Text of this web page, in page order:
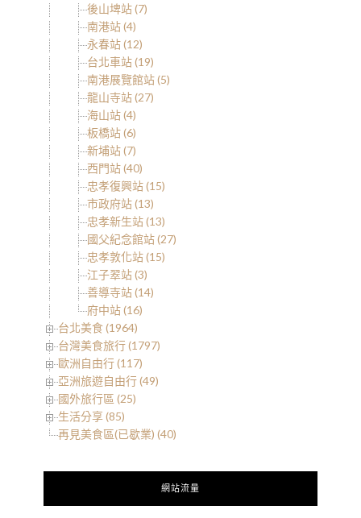
後山埤站 (7)
南港站 (4)
永春站 (12)
台北車站 (19)
南港展覽館站 (5)
龍山寺站 (27)
海山站 (4)
板橋站 (6)
新埔站 (7)
西門站 (40)
忠孝復興站 (15)
市政府站 (13)
忠孝新生站 (13)
國父紀念館站 (27)
忠孝敦化站 (15)
江子翠站 (3)
善導寺站 (14)
府中站 (16)
台北美食 (1964)
台灣美食旅行 (1797)
歐洲自由行 (117)
亞洲旅遊自由行 (49)
國外旅行區 (25)
生活分享 (85)
再見美食區(已歇業) (40)
網站流量